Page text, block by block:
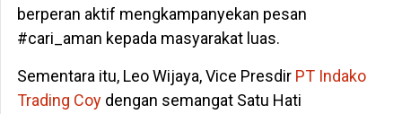
berperan aktif mengkampanyekan pesan
#cari_aman kepada masyarakat luas.
Sementara itu, Leo Wijaya, Vice Presdir PT Indako
Trading Coydengan semangat Satu Hati